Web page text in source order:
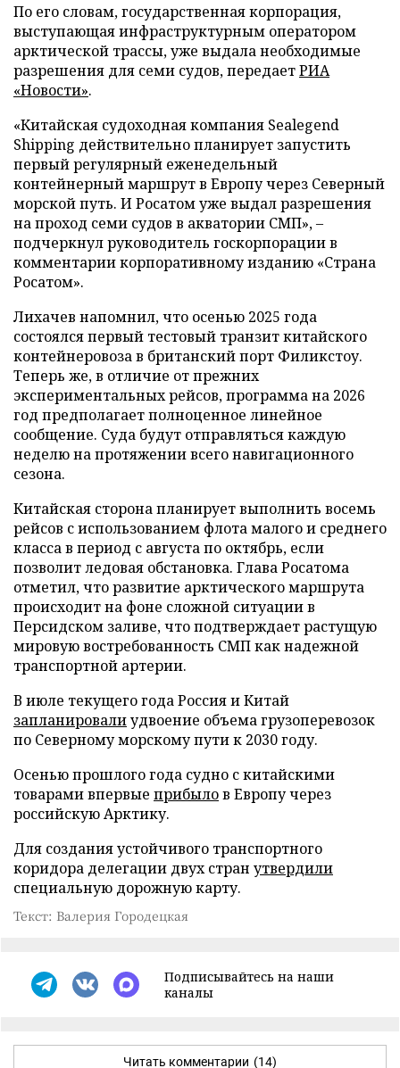
По его словам, государственная корпорация,
выступающая инфраструктурным оператором
арктической трассы, уже выдала необходимые
разрешения для семи судов, передаетРИА
«Новости».
«Китайская судоходная компания Sealegend
Shipping действительно планирует запустить
первый регулярный еженедельный
контейнерный маршрут в Европу через Северный
морской путь. И Росатом уже выдал разрешения
на проход семи судов в акватории СМП», –
подчеркнул руководитель госкорпорации в
комментарии корпоративному изданию «Страна
Росатом».
Лихачев напомнил, что осенью 2025 года
состоялся первый тестовый транзит китайского
контейнеровоза в британский порт Филикстоу.
Теперь же, в отличие от прежних
экспериментальных рейсов, программа на 2026
год предполагает полноценное линейное
сообщение. Суда будут отправляться каждую
неделю на протяжении всего навигационного
сезона.
Китайская сторона планирует выполнить восемь
рейсов с использованием флота малого и среднего
класса в период с августа по октябрь, если
позволит ледовая обстановка. Глава Росатома
отметил, что развитие арктического маршрута
происходит на фоне сложной ситуации в
Персидском заливе, что подтверждает растущую
мировую востребованность СМП как надежной
транспортной артерии.
В июле текущего года Россия и Китай
запланировалиудвоение объема грузоперевозок
по Северному морскому пути к 2030 году.
Осенью прошлого года судно с китайскими
товарами впервые прибылов Европу через
российскую Арктику.
Для создания устойчивого транспортного
коридора делегации двух стран утвердили
специальную дорожную карту.
Текст: Валерия Городецкая
Подписывайтесь на наши
каналы
Читать комментарии (14)